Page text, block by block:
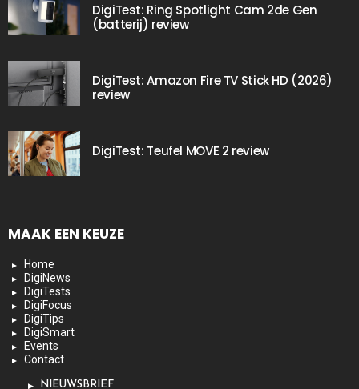
DigiTest: Ring Spotlight Cam 2de Gen
(batterij) review
DigiTest: Amazon Fire TV Stick HD (2026)
review
DigiTest: Teufel MOVE 2 review
MAAK EEN KEUZE
Home
DigiNews
DigiTests
DigiFocus
DigiTips
DigiSmart
Events
Contact
NIEUWSBRIEF